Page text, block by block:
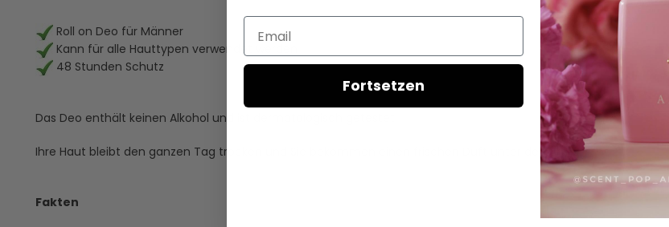
Roll on Deo für Männer
Kann für alle Hauttypen verwendet werden
48 Stunden Schutz
Das Deo enthält keinen Alkohol und ist dermatologisch getestet
Ihre Haut bleibt den ganzen Tag trocken und Sie bekommen einen frischen Duft unter den Armen.
Fakten
Email
Fortsetzen